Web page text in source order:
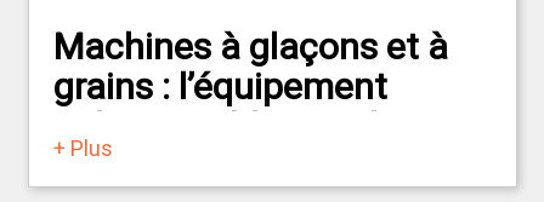
Machines à glaçons et à
grains : l’équipement
secteur CHR
+ Plus